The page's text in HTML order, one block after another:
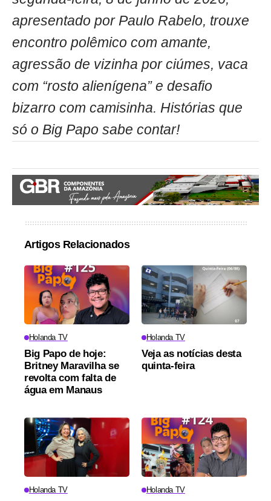
apresentado por Paulo Rabelo, trouxe
encontro polêmico com amante,
agressão de vizinha por ciúmes, vaca
com “rosto alienígena” e desafio
bizarro com camisinha. Histórias que
só o Big Papo sabe contar!
Artigos Relacionados
Holanda TV
Big Papo de hoje:
Britney Maravilha se
revolta com falta de
água em Manaus
Holanda TV
Veja as notícias desta
quinta-feira
Holanda TV Holanda TV